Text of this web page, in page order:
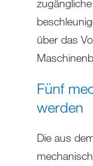
über das
Fünf
werden
Die aus